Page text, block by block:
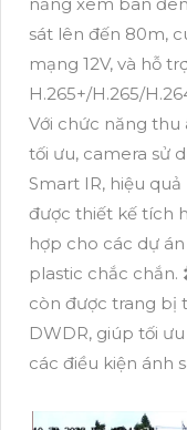
năng xem ban
sát lên đến 80m,
mạng 12V, và hỗ
H.265+/H.265/
Với chức năng thu
tối ưu, camera sử
Smart IR, hiệu
được thiết kế tích
hợp cho các dự
plastic chắc chắn.
còn được trang bị
DWDR, giúp tối
các điều kiện ánh